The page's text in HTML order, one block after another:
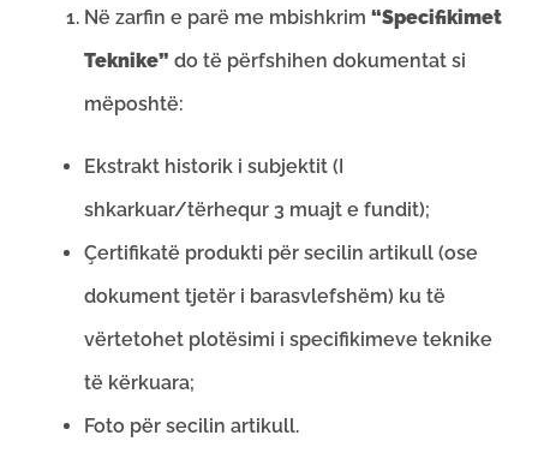
Në zarfin e parë me mbishkrim “Specifikimet
Teknike” do të përfshihen dokumentat si
mëposhtë:
Ekstrakt historik i subjektit (I
shkarkuar/tërhequr 3 muajt e fundit);
Çertifikatë produkti për secilin artikull (ose
dokument tjetër i barasvlefshëm) ku të
vërtetohet plotësimi i specifikimeve teknike
të kërkuara;
Foto për secilin artikull.